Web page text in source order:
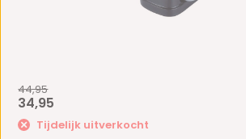
44,95
34,95
Tijdelijk uitverkocht